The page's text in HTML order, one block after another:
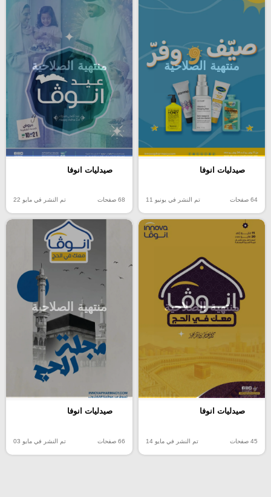
منتهية الصلاحية
صيدليات انوفا
64 صفحات تم النشر في يونيو 11
منتهية الصلاحية
صيدليات انوفا
68 صفحات تم النشر في مايو 22
منتهية الصلاحية
صيدليات انوفا
45 صفحات تم النشر في مايو 14
منتهية الصلاحية
صيدليات انوفا
66 صفحات تم النشر في مايو 03